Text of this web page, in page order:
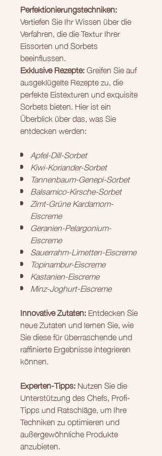
Perfektionierungstechniken:
Vertiefen Sie Ihr Wissen über die
Verfahren, die die Textur Ihrer
Eissorten und Sorbets
beeinflussen.
Exklusive Rezepte:Greifen Sie auf
ausgeklügelte Rezepte zu, die
perfekte Eistexturen und exquisite
Sorbets bieten. Hier ist ein
Überblick über das, was Sie
entdecken werden:
Apfel-Dill-Sorbet
Kiwi-Koriander-Sorbet
Tannenbaum-Genepi-Sorbet
Balsamico-Kirsche-Sorbet
Zimt-Grüne Kardamom-
Eiscreme
Geranien-Pelargonium-
Eiscreme
Sauerrahm-Limetten-Eiscreme
Topinambur-Eiscreme
Kastanien-Eiscreme
Minz-Joghurt-Eiscreme
Innovative Zutaten:Entdecken Sie
neue Zutaten und lernen Sie, wie
Sie diese für überraschende und
raffinierte Ergebnisse integrieren
können.
Experten-Tipps:Nutzen Sie die
Unterstützung des Chefs, Profi-
Tipps und Ratschläge, um Ihre
Techniken zu optimieren und
außergewöhnliche Produkte
anzubieten.